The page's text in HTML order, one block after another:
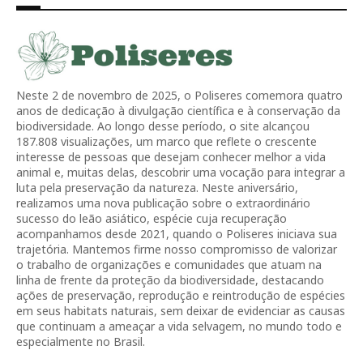
Neste 2 de novembro de 2025, o Poliseres comemora quatro
anos de dedicação à divulgação científica e à conservação da
biodiversidade. Ao longo desse período, o site alcançou
187.808 visualizações, um marco que reflete o crescente
interesse de pessoas que desejam conhecer melhor a vida
animal e, muitas delas, descobrir uma vocação para integrar a
luta pela preservação da natureza. Neste aniversário,
realizamos uma nova publicação sobre o extraordinário
sucesso do leão asiático, espécie cuja recuperação
acompanhamos desde 2021, quando o Poliseres iniciava sua
trajetória. Mantemos firme nosso compromisso de valorizar
o trabalho de organizações e comunidades que atuam na
linha de frente da proteção da biodiversidade, destacando
ações de preservação, reprodução e reintrodução de espécies
em seus habitats naturais, sem deixar de evidenciar as causas
que continuam a ameaçar a vida selvagem, no mundo todo e
especialmente no Brasil.